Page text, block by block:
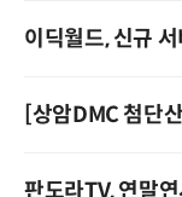
이딕월드, 신규
[상암DMC 첨단
판도라TV, 연말